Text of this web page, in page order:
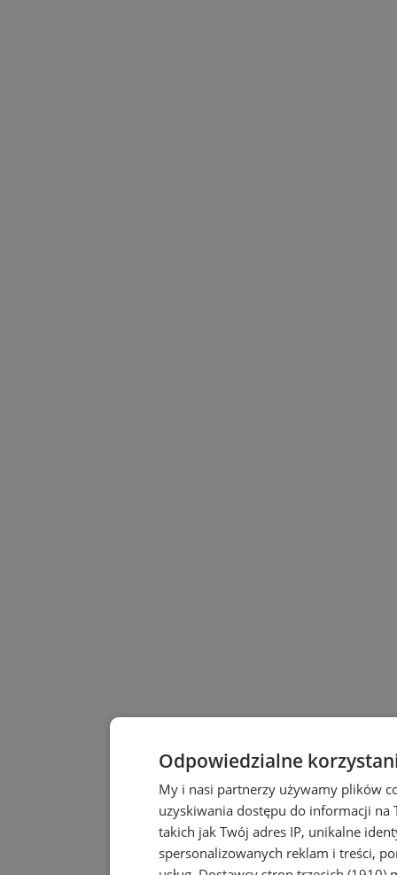
Odpowiedzialne
My i nasi partnerzy używamy plików
uzyskiwania dostępu do informacji
takich jak Twój adres IP, unikalne
spersonalizowanych reklam i treści,